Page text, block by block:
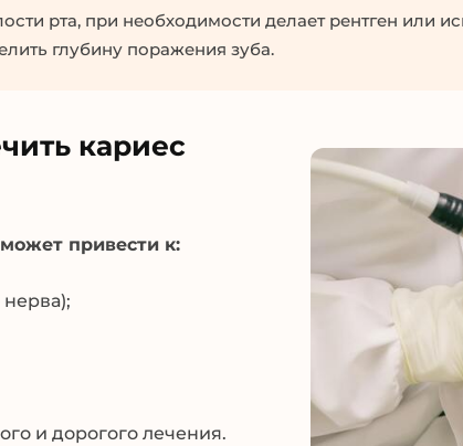
рта, при необходимости делает рентген или
глубину поражения зуба.
кариес
привести к:
и дорогого лечения.